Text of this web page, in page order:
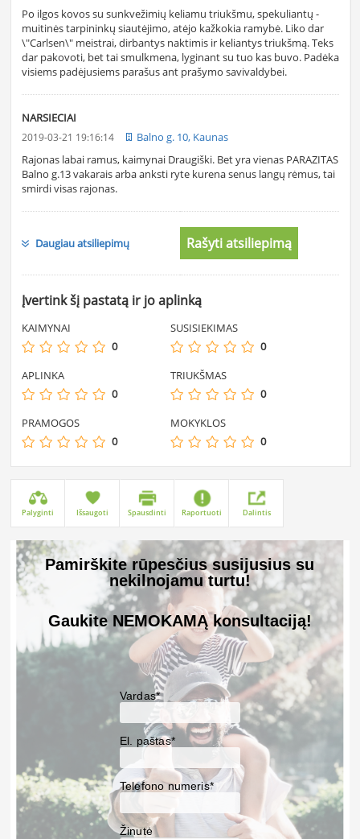
Po ilgos kovos su sunkvežimių keliamu triukšmu, spekuliantų -
muitinės tarpininkų siautėjimo, atėjo kažkokia ramybė. Liko dar
\"Carlsen\" meistrai, dirbantys naktimis ir keliantys triukšmą. Teks
dar pakovoti, bet tai smulkmena, lyginant su tuo kas buvo. Padėka
visiems padėjusiems parašus ant prašymo savivaldybei.
NARSIECIAI
2019-03-21 19:16:14
Balno g. 10, Kaunas
Rajonas labai ramus, kaimynai Draugiški. Bet yra vienas PARAZITAS
Balno g.13 vakarais arba anksti ryte kurena senus langų rėmus, tai
smirdi visas rajonas.
Daugiau atsiliepimų Rašyti atsiliepimą
Įvertink šį pastatą ir jo aplinką
KAIMYNAI
0
SUSISIEKIMAS
0
APLINKA
0
TRIUKŠMAS
0
PRAMOGOS
0
MOKYKLOS
0
Palyginti Išsaugoti Spausdinti Raportuoti Dalintis
Pamirškite rūpesčius susijusius su
nekilnojamu turtu!
Gaukite NEMOKAMĄ konsultaciją!
Vardas*
El. paštas*
Telefono numeris*
Žinutė